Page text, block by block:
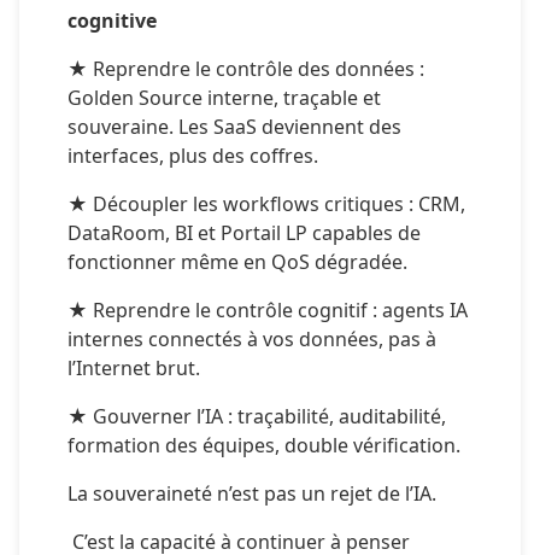
cognitive
★ Reprendre le contrôle des données :
Golden Source interne, traçable et
souveraine. Les SaaS deviennent des
interfaces, plus des coffres.
★ Découpler les workflows critiques : CRM,
DataRoom, BI et Portail LP capables de
fonctionner même en QoS dégradée.
★ Reprendre le contrôle cognitif : agents IA
internes connectés à vos données, pas à
l’Internet brut.
★ Gouverner l’IA : traçabilité, auditabilité,
formation des équipes, double vérification.
La souveraineté n’est pas un rejet de l’IA.